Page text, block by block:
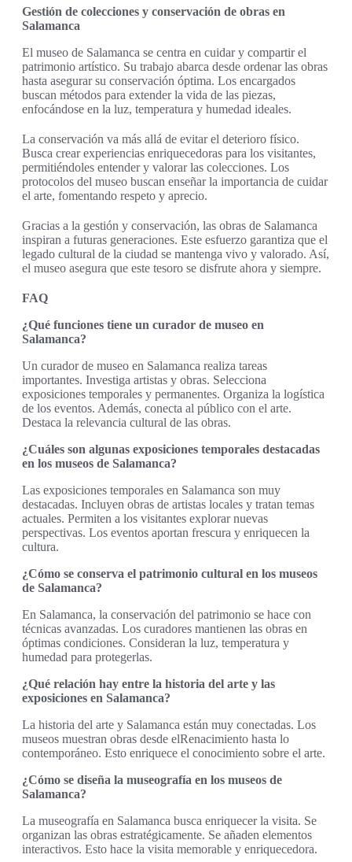
Gestión de colecciones y conservación de obras en
Salamanca
El museo de Salamanca se centra en cuidar y compartir el
patrimonio artístico. Su trabajo abarca desde ordenar las obras
hasta asegurar su conservación óptima. Los encargados
buscan métodos para extender la vida de las piezas,
enfocándose en la luz, temperatura y humedad ideales.
La conservación va más allá de evitar el deterioro físico.
Busca crear experiencias enriquecedoras para los visitantes,
permitiéndoles entender y valorar las colecciones. Los
protocolos del museo buscan enseñar la importancia de cuidar
el arte, fomentando respeto y aprecio.
Gracias a la gestión y conservación, las obras de Salamanca
inspiran a futuras generaciones. Este esfuerzo garantiza que el
legado cultural de la ciudad se mantenga vivo y valorado. Así,
el museo asegura que este tesoro se disfrute ahora y siempre.
FAQ
¿Qué funciones tiene un curador de museo en
Salamanca?
Un curador de museo en Salamanca realiza tareas
importantes. Investiga artistas y obras. Selecciona
exposiciones temporales y permanentes. Organiza la logística
de los eventos. Además, conecta al público con el arte.
Destaca la relevancia cultural de las obras.
¿Cuáles son algunas exposiciones temporales destacadas
en los museos de Salamanca?
Las exposiciones temporales en Salamanca son muy
destacadas. Incluyen obras de artistas locales y tratan temas
actuales. Permiten a los visitantes explorar nuevas
perspectivas. Los eventos aportan frescura y enriquecen la
cultura.
¿Cómo se conserva el patrimonio cultural en los museos
de Salamanca?
En Salamanca, la conservación del patrimonio se hace con
técnicas avanzadas. Los curadores mantienen las obras en
óptimas condiciones. Consideran la luz, temperatura y
humedad para protegerlas.
¿Qué relación hay entre la historia del arte y las
exposiciones en Salamanca?
La historia del arte y Salamanca están muy conectadas. Los
museos muestran obras desde elRenacimiento hasta lo
contemporáneo. Esto enriquece el conocimiento sobre el arte.
¿Cómo se diseña la museografía en los museos de
Salamanca?
La museografía en Salamanca busca enriquecer la visita. Se
organizan las obras estratégicamente. Se añaden elementos
interactivos. Esto hace la visita memorable y enriquecedora.